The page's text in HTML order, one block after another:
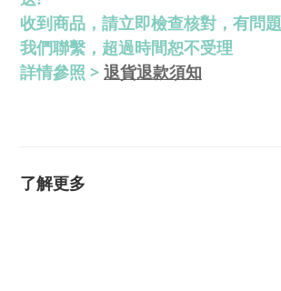
收到商品，請立即檢查核對，有問
我們聯繫，超過時間恕不受理
詳情參照 > 退貨退款須知
了解更多